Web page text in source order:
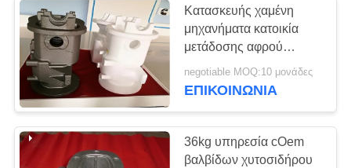
Κατασκευής χαμένη
μηχανήματα κατοικία
μετάδοσης αφρού
πετώντας με την ακριβή
διάσταση
negotiable MOQ:10 μονάδες
ΕΠΙΚΟΙΝΩΝΊΑ
36kg υπηρεσία cOem
βαλβίδων χυτοσιδήρου